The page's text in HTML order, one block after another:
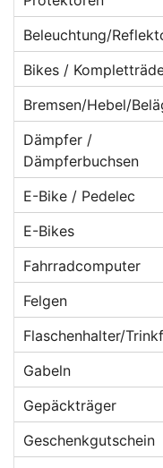
Beleuchtung/
Beleuchtung
Batteriebetrieb
Beleuchtung
Dynamobetrieb
Beleuchtung
E-Bikes/
Lampenhalter /
Rücklichthalter
Lichtkabel /
Stecker /
Verbinder
Reflektoren /
Reflex-Sticker
Seitenläufer-
Dynamos
Bikes /
Bremsen/Hebel/
BMX Bremsen
Bremsbeläge
Beläge für
Brakes
Beläge für
Beläge für
Caliper/
Beläge für
Bremsen
Bremshebel
Crossbremsen
Rennradbremsen
/
Dämpfer /
Dämpferbuchsen
E-Bike / Pedelec
E-Bikes
Fahrradcomputer
Felgen
Felgen 16 Zoll
Felgen 20 Zoll
Felgen 22 Zoll
Felgen 24 Zoll
Flaschenhalter/
Gabeln
Federgabeln
DT Swiss
Starrgabeln
Gepäckträger
Gepäckträger
hinten
Geschenkgutschein